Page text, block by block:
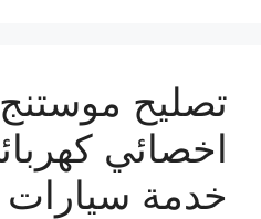
اخصائي
خدمة سيارات